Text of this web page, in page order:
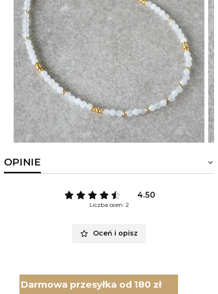
OPINIE
4.50
Liczba ocen: 2
Oceń i opisz
Darmowa przesyłka od 180 zł